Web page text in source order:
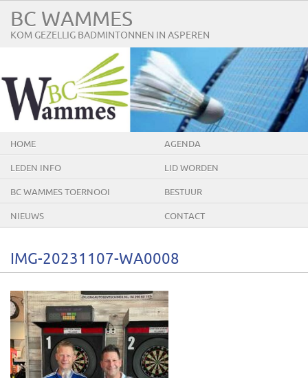
BC WAMMES
KOM GEZELLIG BADMINTONNEN IN ASPEREN
HOME AGENDA
LEDEN INFO LID WORDEN
BC WAMMES TOERNOOI BESTUUR
NIEUWS CONTACT
IMG-20231107-WA0008